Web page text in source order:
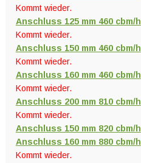
Kommt wieder.
Anschluss 125 mm 460 cbm/h
Kommt wieder.
Anschluss 150 mm 460 cbm/h
Kommt wieder.
Anschluss 160 mm 460 cbm/h
Kommt wieder.
Anschluss 200 mm 810 cbm/h
Kommt wieder.
Anschluss 150 mm 820 cbm/h
Anschluss 160 mm 880 cbm/h
Kommt wieder.